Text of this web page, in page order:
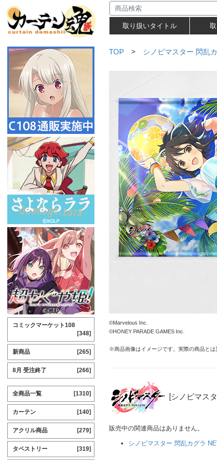
取り扱いタイトル
TOP > シノビマスター 閃乱
©Marvelous Inc.
©HONEY PARADE GAMES Inc.
※商品画像はイメージです。実際の商品と
[シノビマス
販売中の関連商品はありません。
シノビマスター 閃乱カグラ
コミックマーケット108
[348]
新商品 [265]
8月 受注終了 [266]
全商品一覧 [1310]
カーテン [140]
アクリル商品 [279]
タペストリー [319]